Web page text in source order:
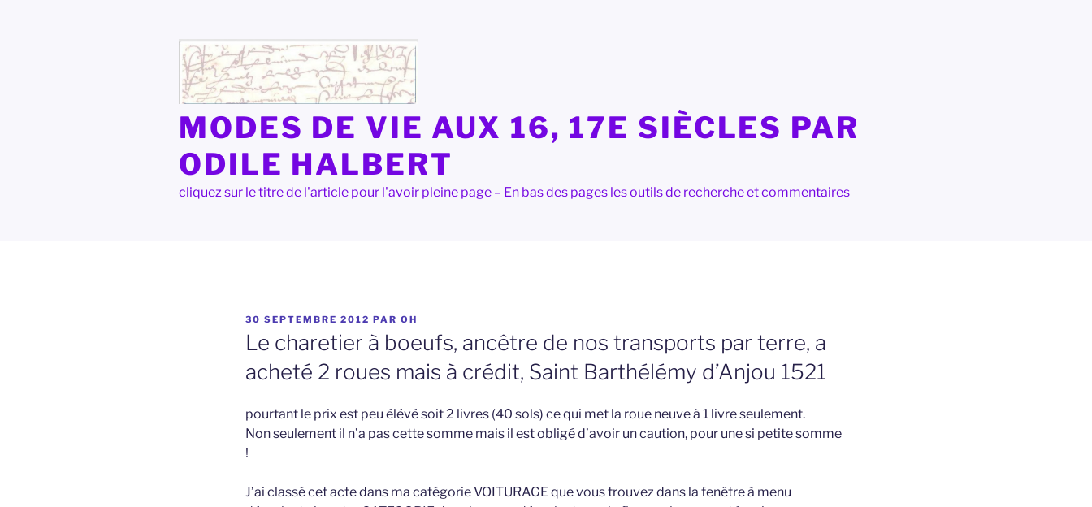
MODES DE VIE AUX 16, 17E SIÈCLES PAR
ODILE HALBERT
cliquez sur le titre de l'article pour l'avoir pleine page – En bas des pages les outils de recherche et commentaires
PUBLIÉ
LE
30 SEPTEMBRE 2012 PAR OH
Le charetier à boeufs, ancêtre de nos transports par terre, a
acheté 2 roues mais à crédit, Saint Barthélémy d’Anjou 1521
pourtant le prix est peu élévé soit 2 livres (40 sols) ce qui met la roue neuve à 1 livre seulement.
Non seulement il n’a pas cette somme mais il est obligé d’avoir un caution, pour une si petite somme
!
J’ai classé cet acte dans ma catégorie VOITURAGE que vous trouvez dans la fenêtre à menu